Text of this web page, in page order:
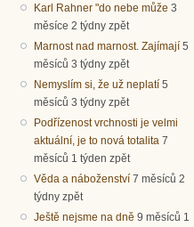
Karl Rahner "do nebe může 3
měsíce 2 týdny zpět
Marnost nad marnost. Zajímají 5
měsíců 3 týdny zpět
Nemyslím si, že už neplatí 5
měsíců 3 týdny zpět
Podřízenost vrchnosti je velmi
aktuální, je to nová totalita 7
měsíců 1 týden zpět
Věda a náboženství 7 měsíců 2
týdny zpět
Ještě nejsme na dně 9 měsíců 1